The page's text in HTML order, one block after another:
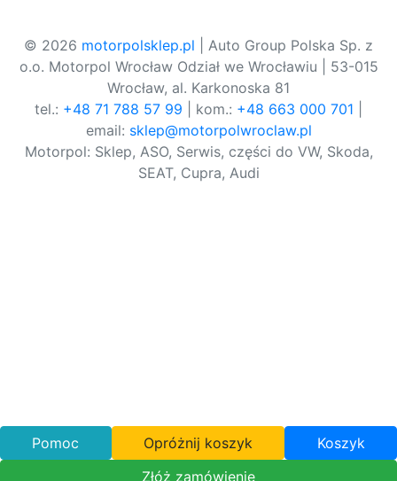
© 2026 motorpolsklep.pl | Auto Group Polska Sp. z
o.o. Motorpol Wrocław Odział we Wrocławiu | 53-015
Wrocław, al. Karkonoska 81
tel.: +48 71 788 57 99 | kom.: +48 663 000 701
email: sklep@motorpolwroclaw.pl
Motorpol: Sklep, ASO, Serwis, części do VW, Skoda,
SEAT, Cupra, Audi
Pomoc Opróżnij koszyk
Koszyk
Złóż zamówienie